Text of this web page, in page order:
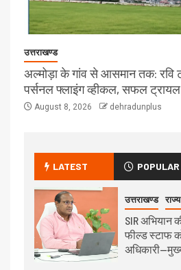
उत्तराखण्ड
अल्मोड़ा के गांव से आसमान तक: रवि
पर्सनल फ्लाइंग व्हीकल, सफल ट्रायल
August 8, 2026 dehradunplus
LATEST POPULAR
उत्तराखण्ड
SIR अभियान
फील्ड स्टाफ